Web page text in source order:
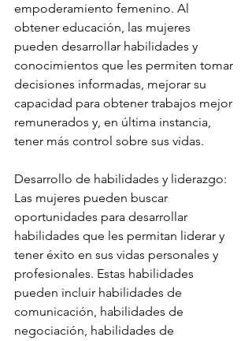
empoderamiento femenino. Al
obtener educación, las mujeres
pueden desarrollar habilidades y
conocimientos que les permiten tomar
decisiones informadas, mejorar su
capacidad para obtener trabajos mejor
remunerados y, en última instancia,
tener más control sobre sus vidas.
Desarrollo de habilidades y liderazgo:
Las mujeres pueden buscar
oportunidades para desarrollar
habilidades que les permitan liderar y
tener éxito en sus vidas personales y
profesionales. Estas habilidades
pueden incluir habilidades de
comunicación, habilidades de
negociación, habilidades de